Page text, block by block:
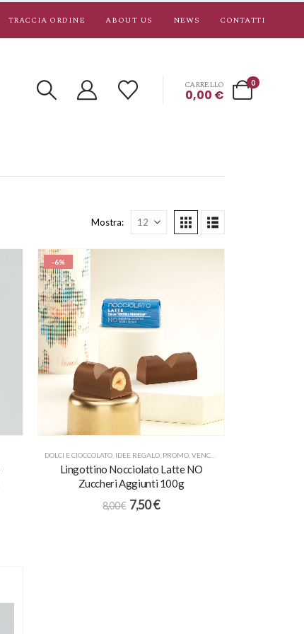
TRACCIA ORDINE ABOUT US NEWS CONTATTI
0
CARRELLO
0,00 €
Mostra:
-6%
DOLCI E CIOCCOLATO, IDEE REGALO, PROMO, VENCHI
Lingottino Nocciolato Latte NO
Zuccheri Aggiunti 100g
8,00€ 7,50€